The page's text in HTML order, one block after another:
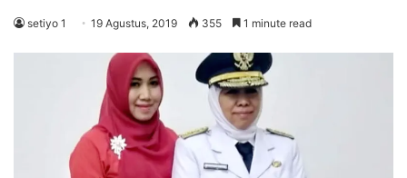
setiyo 1 19 Agustus, 2019 355 1 minute read